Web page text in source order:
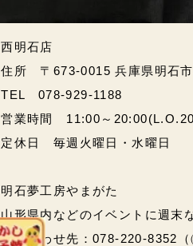
西明石店
住所 〒673-0015 兵庫県明石
TEL 078-929-1188
営業時間 11:00～
定休日 毎週火曜日・水曜日
明石夢工房やまがた
山形県内などのイベントに週末
問い合わせ先：078-220-8352（